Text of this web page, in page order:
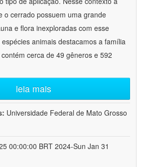
o cerrado possuem uma grande
e flora inexploradas com esse
animais destacamos a família
cerca de 49 gêneros e 592
leia mais
Universidade Federal de Mato Grosso
00:00:00 BRT 2024-Sun Jan 31